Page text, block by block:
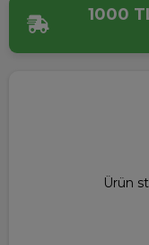
1000
Ürün